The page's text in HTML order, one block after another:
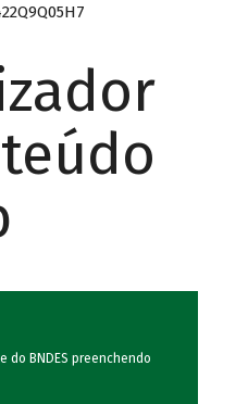
do BNDES preenchendo